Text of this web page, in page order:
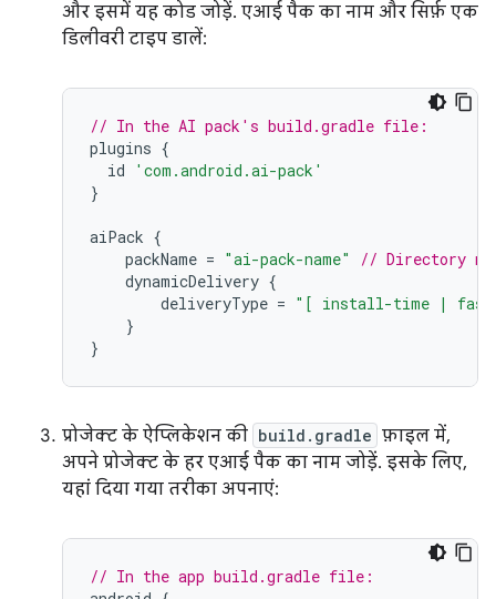
और इसमें यह कोड जोड़ें. एआई पैक का नाम और सिर्फ़ एक
डिलीवरी टाइप डालें:
// In the AI pack's build.gradle file:
plugins {
id
'com.android.ai-pack'
}
aiPack {
packName = "ai-pack-name"
// Directory
dynamicDelivery {
deliveryType = "[ install-time | fast-
}
}
प्रोजेक्ट के ऐप्लिकेशन की build.gradle फ़ाइल में,
अपने प्रोजेक्ट के हर एआई पैक का नाम जोड़ें. इसके लिए,
यहां दिया गया तरीका अपनाएं:
// In the app build.gradle file: